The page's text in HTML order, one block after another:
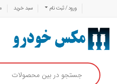
ورود / ثبت نام سبد خرید